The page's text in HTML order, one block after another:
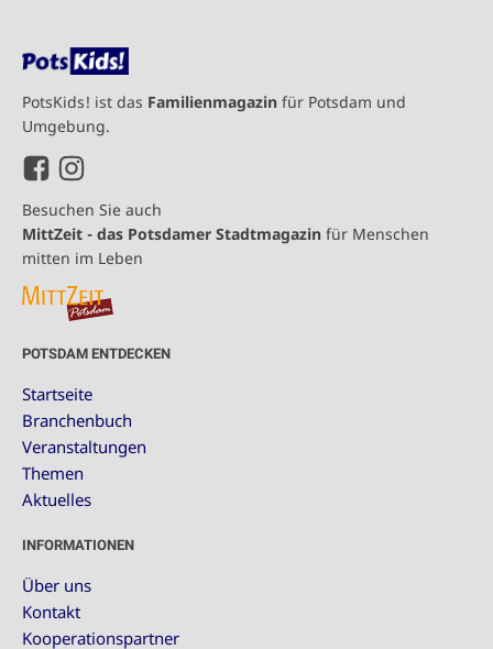
PotsKids! ist das Familienmagazin für Potsdam und
Umgebung.
Besuchen Sie auch
MittZeit - das Potsdamer Stadtmagazin für Menschen
mitten im Leben
POTSDAM ENTDECKEN
Startseite
Branchenbuch
Veranstaltungen
Themen
Aktuelles
INFORMATIONEN
Über uns
Kontakt
Kooperationspartner